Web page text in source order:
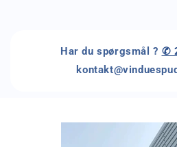
Har du spørgsmål ? ✆